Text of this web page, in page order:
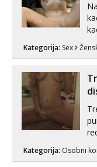
Kategorija: Sex
Kategorija: Osobni